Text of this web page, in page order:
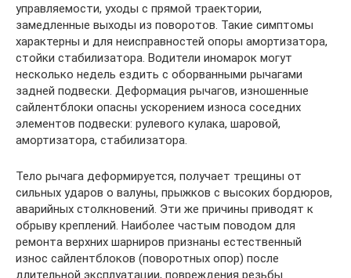
управляемости, уходы с прямой траектории,
замедленные выходы из поворотов. Такие симптомы
характерны и для неисправностей опоры амортизатора,
стойки стабилизатора. Водители иномарок могут
несколько недель ездить с оборванными рычагами
задней подвески. Деформация рычагов, изношенные
сайлентблоки опасны ускорением износа соседних
элементов подвески: рулевого кулака, шаровой,
амортизатора, стабилизатора.
Тело рычага деформируется, получает трещины от
сильных ударов о валуны, прыжков с высоких бордюров,
аварийных столкновений. Эти же причины приводят к
обрыву креплений. Наиболее частым поводом для
ремонта верхних шарниров признаны естественный
износ сайлентблоков (поворотных опор) после
длительной эксплуатации, повреждения резьбы